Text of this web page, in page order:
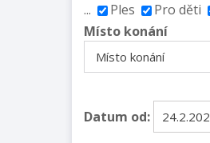
...
Ples Pro děti
Místo konání
Datum od: